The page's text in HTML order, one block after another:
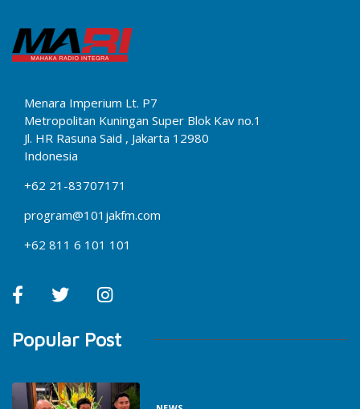
Menara Imperium Lt. P7
Metropolitan Kuningan Super Blok Kav no.1
Jl. HR Rasuna Said , Jakarta 12980
Indonesia
+62 21-83707171
program@101jakfm.com
+62 811 6 101 101
Popular Post